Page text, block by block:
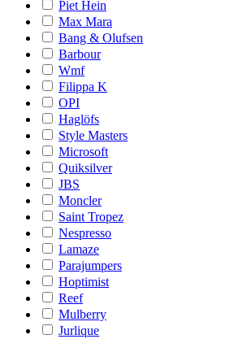
Piet Hein
Max Mara
Bang & Olufsen
Barbour
Wmf
Filippa K
OPI
Haglöfs
Style Masters
Microsoft
Quiksilver
JBS
Moncler
Saint Tropez
Nespresso
Lamaze
Parajumpers
Hoptimist
Reef
Mulberry
Jurlique